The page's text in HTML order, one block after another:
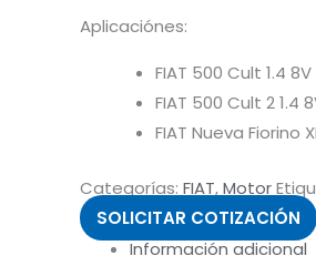
Aplicaciónes:
FIAT 500 Cult 1.4 8V
FIAT 500 Cult 2 1.4
FIAT Nueva Fiorino
Categorías: FIAT,Motor
SOLICITAR COTIZACIÓN
Información adicional